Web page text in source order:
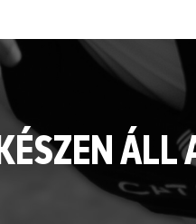
KÉSZEN ÁLL